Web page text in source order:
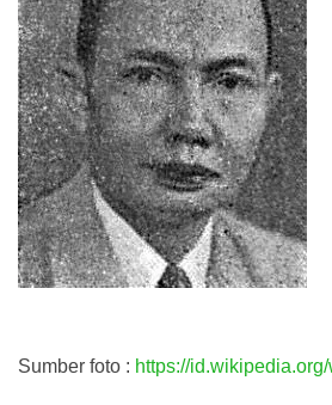
Sumber foto : https://